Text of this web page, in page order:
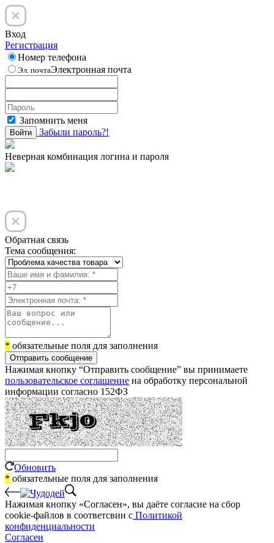
Вход
Регистрация
Номер телефона
Эл. почтаЭлектронная почта
Запомнить меня
Войти Забыли пароль?!
Неверная комбинация логина и пароля
Обратная связь
Тема сообщения:
* обязательные поля для заполнения
Отправить сообщение
Нажимая кнопку “Отправить сообщение” вы принимаете
пользовательское соглашение на обработку персональной
информации согласно 152ФЗ
Обновить
* обязательные поля для заполнения
Нажимая кнопку «Согласен», вы даёте cогласие на сбор
cookie-файлов в соответсвии с Политикой
конфиденциальности
Согласен